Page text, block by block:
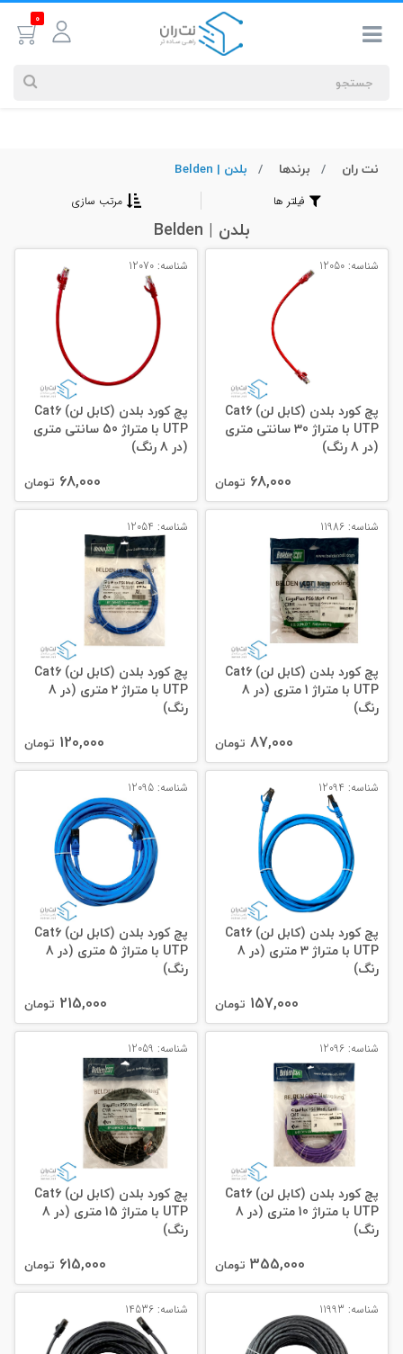
0
جستجوهای
بیشترین
#کابل شبکه نگزنس
نت ران برندها بلدن | Belden
فیلتر ها مرتب سازی
بلدن | Belden
شناسه: 12050
پچ کورد بلدن (کابل لن) Cat6
UTP با متراژ 30 سانتی متری
(در 8 رنگ)
68,000 تومان
شناسه: 12070
پچ کورد بلدن (کابل لن) Cat6
UTP با متراژ 50 سانتی متری
(در 8 رنگ)
68,000 تومان
شناسه: 11986
پچ کورد بلدن (کابل لن) Cat6
UTP با متراژ 1 متری (در 8
رنگ)
87,000 تومان
شناسه: 12054
پچ کورد بلدن (کابل لن) Cat6
UTP با متراژ 2 متری (در 8
رنگ)
120,000 تومان
شناسه: 12094
پچ کورد بلدن (کابل لن) Cat6
UTP با متراژ 3 متری (در 8
رنگ)
157,000 تومان
شناسه: 12095
پچ کورد بلدن (کابل لن) Cat6
UTP با متراژ 5 متری (در 8
رنگ)
215,000 تومان
شناسه: 12096
پچ کورد بلدن (کابل لن) Cat6
UTP با متراژ 10 متری (در 8
رنگ)
355,000 تومان
شناسه: 12059
پچ کورد بلدن (کابل لن) Cat6
UTP با متراژ 15 متری (در 8
رنگ)
615,000 تومان
شناسه: 11993 شناسه: 14536